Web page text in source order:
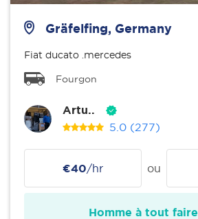
Gräfelfing, Germany
Fiat ducato .mercedes
Fourgon
Artu..
5.0 (277)
€40/hr ou
Homme à tout faire